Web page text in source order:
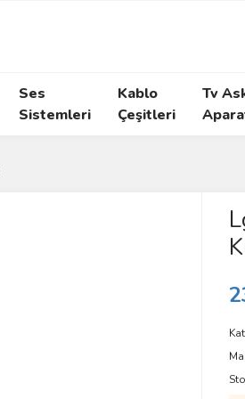
Ses
Sistemleri
Kablo
Çeşitleri
Tv